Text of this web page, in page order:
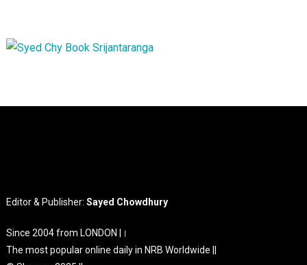
Editor & Publisher:Sayed Chowdhury
Since 2004 from LONDON |।
The most popular online daily in NRB Worldwide ||